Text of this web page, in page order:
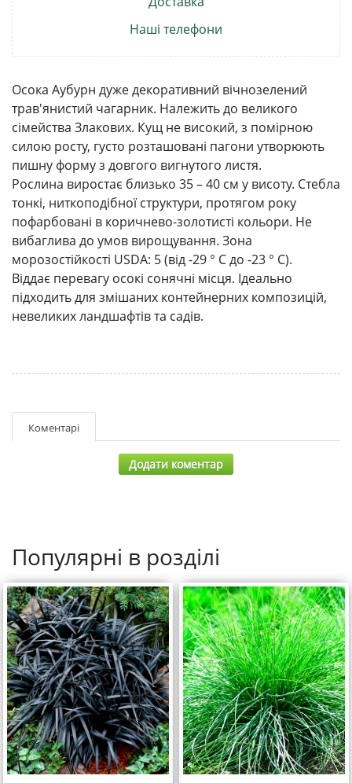
Наші телефони
Осока Аубурн дуже декоративний вічнозелений
трав'янистий чагарник. Належить до великого
сімейства Злакових. Кущ не високий, з помірною
силою росту, густо розташовані пагони утворюють
пишну форму з довгого вигнутого листя.
Рослина виростає близько 35 – 40 см у висоту. Стебла
тонкі, ниткоподібної структури, протягом року
пофарбовані в коричнево-золотисті кольори. Не
вибаглива до умов вирощування. Зона
морозостійкості USDA: 5 (від -29 ° С до -23 ° С).
Віддає перевагу осокі сонячні місця. Ідеально
підходить для змішаних контейнерних композицій,
невеликих ландшафтів та садів.
Коментарі
Додати коментар
Популярні в розділі